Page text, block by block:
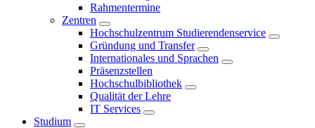
Rahmentermine
Zentren
Hochschulzentrum Studierendenservice
Gründung und Transfer
Internationales und Sprachen
Präsenzstellen
Hochschulbibliothek
Qualität der Lehre
IT Services
Studium